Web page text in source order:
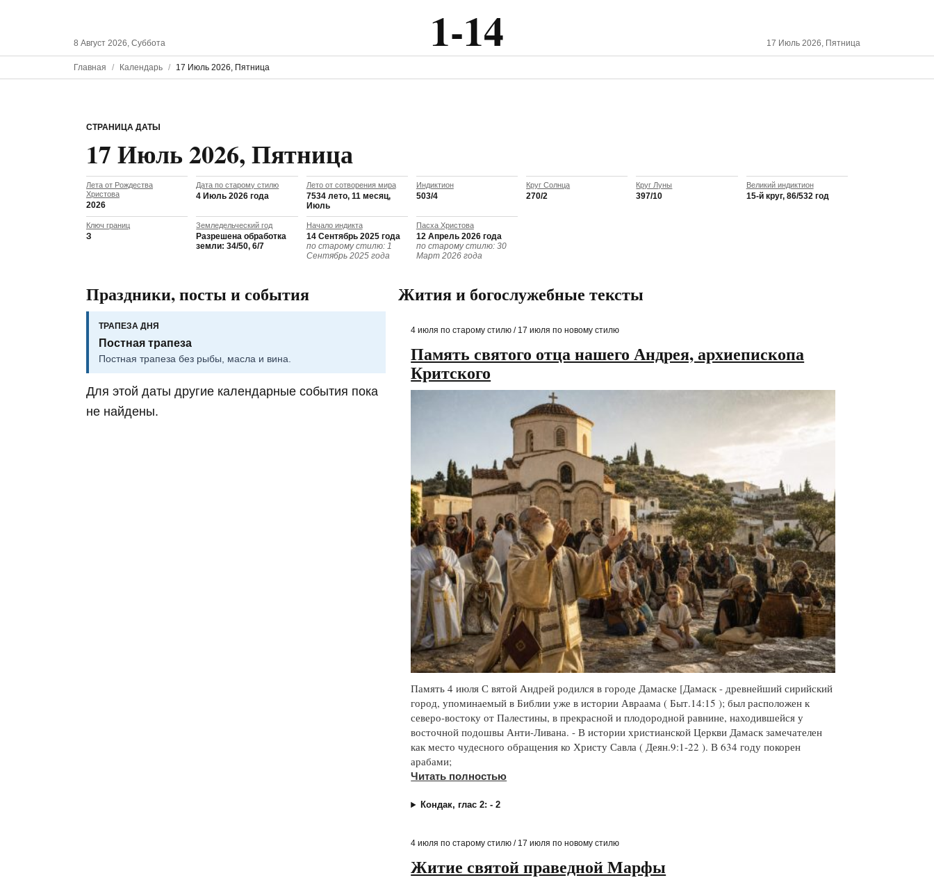
8 Август 2026, Суббота 1-14 17 Июль 2026, Пятница
Главная Календарь 17 Июль 2026, Пятница
СТРАНИЦА ДАТЫ
17 Июль 2026, Пятница
Лета от Рождества
Христова
2026
Дата по старому стилю
4 Июль 2026 года
Лето от сотворения мира
7534 лето, 11 месяц,
Июль
Индиктион
503/4
Круг Солнца
270/2
Круг Луны
397/10
Великий индиктион
15-й круг, 86/532 год
Ключ границ
З
Земледельческий год
Разрешена обработка
земли: 34/50, 6/7
Начало индикта
14 Сентябрь 2025 года
по старому стилю: 1
Сентябрь 2025 года
Пасха Христова
12 Апрель 2026 года
по старому стилю: 30
Март 2026 года
Праздники, посты и события
ТРАПЕЗА ДНЯ
Постная трапеза
Постная трапеза без рыбы, масла и вина.
Для этой даты другие календарные события пока
не найдены.
Жития и богослужебные тексты
4 июля по старому стилю / 17 июля по новому стилю
Память святого отца нашего Андрея, архиепископа
Критского
Память 4 июля С вятой Андрей родился в городе Дамаске [Дамаск - древнейший сирийский
город, упоминаемый в Библии уже в истории Авраама ( Быт.14:15 ); был расположен к
северо-востоку от Палестины, в прекрасной и плодородной равнине, находившейся у
восточной подошвы Анти-Ливана. - В истории христианской Церкви Дамаск замечателен
как место чудесного обращения ко Христу Савла ( Деян.9:1-22 ). В 634 году покорен
арабами;
Читать полностью
Кондак, глас 2: - 2
4 июля по старому стилю / 17 июля по новому стилю
Житие святой праведной Марфы